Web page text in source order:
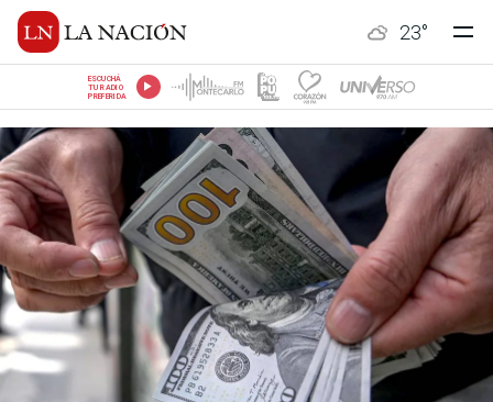
23°
ESCUCHÁ
TU RADIO
PREFERIDA